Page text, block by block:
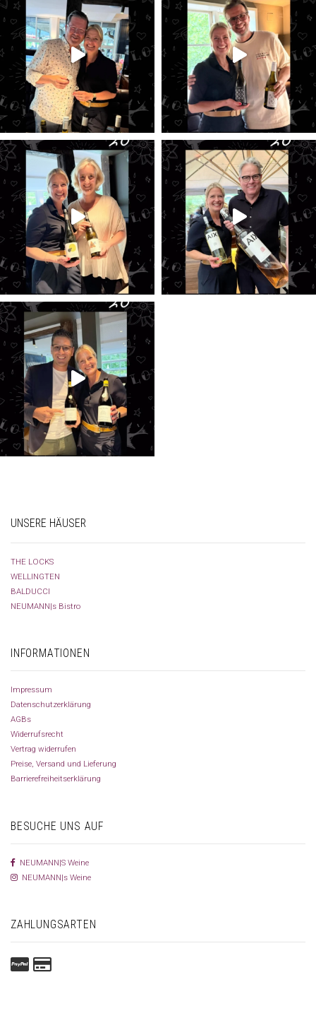
UNSERE HÄUSER
THE LOCKS
WELLINGTEN
BALDUCCI
NEUMANN|s Bistro
INFORMATIONEN
Impressum
Datenschutzerklärung
AGBs
Widerrufsrecht
Vertrag widerrufen
Preise, Versand und Lieferung
Barrierefreiheitserklärung
BESUCHE UNS AUF
NEUMANN|S Weine
NEUMANN|s Weine
ZAHLUNGSARTEN